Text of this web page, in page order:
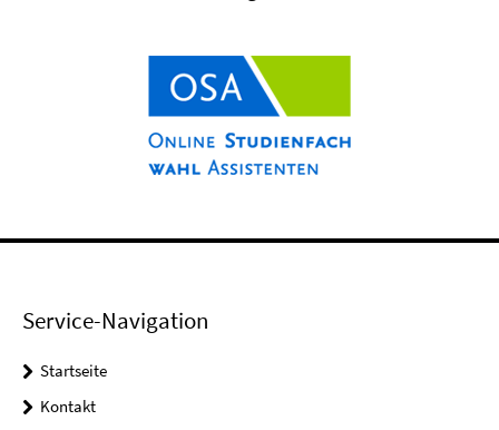
Service-Navigation
Startseite
Kontakt